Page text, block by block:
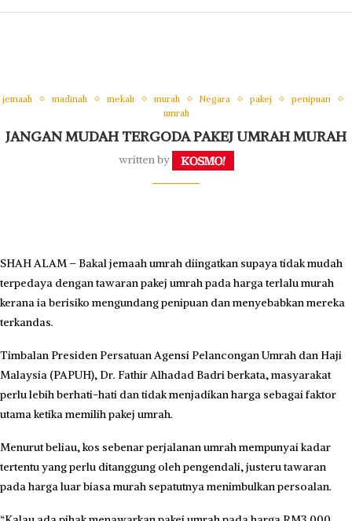
jemaah madinah mekah murah Negara pakej
penipuan
umrah
JANGAN MUDAH TERGODA PAKEJ UMRAH MURAH
written by
SHAH ALAM – Bakal jemaah umrah diingatkan supaya tidak mudah
terpedaya dengan tawaran pakej umrah pada harga terlalu murah
kerana ia berisiko mengundang penipuan dan menyebabkan mereka
terkandas.
Timbalan Presiden Persatuan Agensi Pelancongan Umrah dan Haji
Malaysia (PAPUH), Dr. Fathir Alhadad Badri berkata, masyarakat
perlu lebih berhati-hati dan tidak menjadikan harga sebagai faktor
utama ketika memilih pakej umrah.
Menurut beliau, kos sebenar perjalanan umrah mempunyai kadar
tertentu yang perlu ditanggung oleh pengendali, justeru tawaran
pada harga luar biasa murah sepatutnya menimbulkan persoalan.